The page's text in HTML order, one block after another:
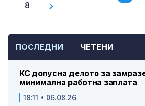
8
ПОСЛЕДНИ ЧЕТЕНИ
КС допусна делото за
минимална работна заплата
18:11 • 06.08.26